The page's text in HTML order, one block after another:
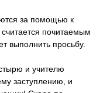
за помощью к
почитаемым
выполнить просьбу.
и учителю
заступлению, и